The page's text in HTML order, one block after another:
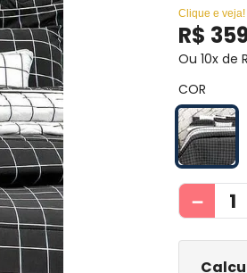
Clique e veja!
R$
Ou10x de
COR
－